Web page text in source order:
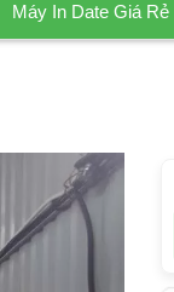
Máy In Date Giá Rẻ